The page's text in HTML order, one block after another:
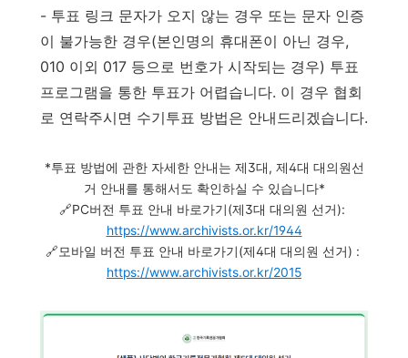
- 투표 링크 문자가 오지 않는 경우 또는 문자 인증
이 불가능한 경우(본인명의 휴대폰이 아닌 경우,
010 이외 017 등으로 번호가 시작되는 경우) 투표
프로그램을 통한 투표가 어렵습니다. 이 경우 협회
로 연락주시면 수기투표 방법은 안내드리겠습니다.
*투표 방법에 관한 자세한 안내는 제3대, 제4대 대의원선
거 안내를 통해서도 확인하실 수 있습니다*
🔗PC버전 투표 안내 바로가기(제3대 대의원 선거):
https://www.archivists.or.kr/1944
🔗모바일 버전 투표 안내 바로가기(제4대 대의원 선거) :
https://www.archivists.or.kr/2015